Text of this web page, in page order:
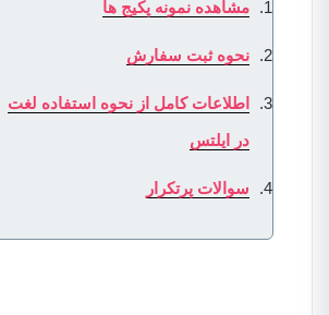
مشاهده نمونه پکیج ها
نحوه ثبت سفارش
اطلاعات کامل از نحوه استفاده لغت
در ایلتس
سوالات پرتکرار